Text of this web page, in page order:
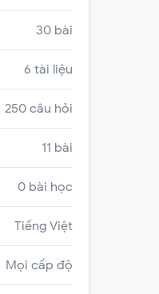
30 bài
6 tài liệu
250 câu hỏi
11 bài
0 bài học
Tiếng Việt
Mọi cấp độ